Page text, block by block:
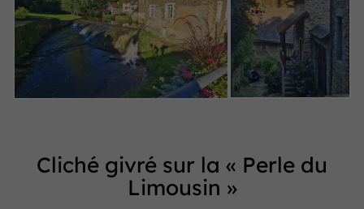
Cliché givré sur la « Perle du
Limousin »